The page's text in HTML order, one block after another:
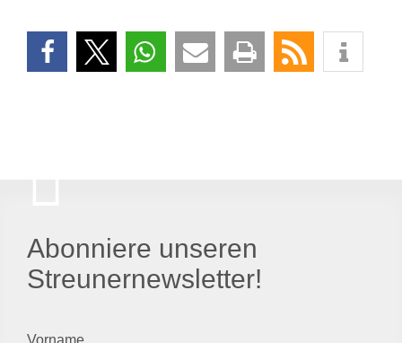
Abonniere unseren
Streunernewsletter!
Vorname